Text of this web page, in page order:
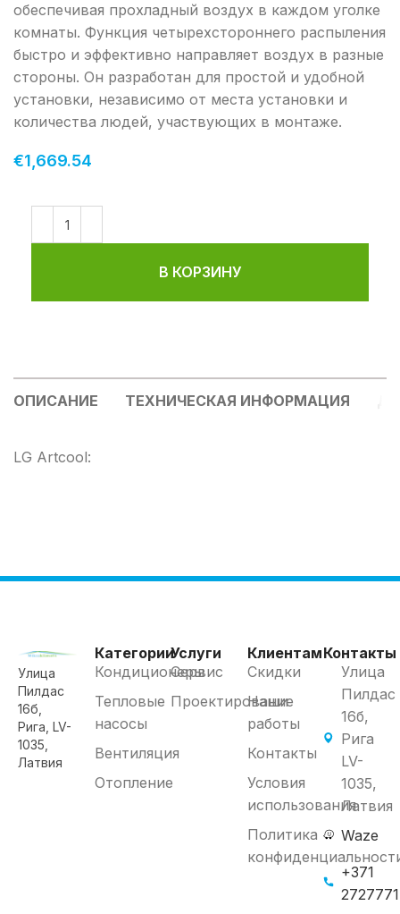
обеспечивая прохладный воздух в каждом уголке
комнаты. Функция четырехстороннего распыления
быстро и эффективно направляет воздух в разные
стороны. Он разработан для простой и удобной
установки, независимо от места установки и
количества людей, участвующих в монтаже.
€1,669.54
В КОРЗИНУ
ОПИСАНИЕ ТЕХНИЧЕСКАЯ ИНФОРМАЦИЯ
LG Artcool:
Улица
Пилдас
16б,
Рига, LV-
1035,
Латвия
Категории
Кондиционеры
Тепловые
насосы
Вентиляция
Отопление
Услуги
Сервис
Проектирование
Клиентам
Скидки
Наши
работы
Контакты
Условия
использования
Политика
Контакты
Улица
Пилдас
16б,
Рига
LV-
1035,
Латвия
Waze
+371